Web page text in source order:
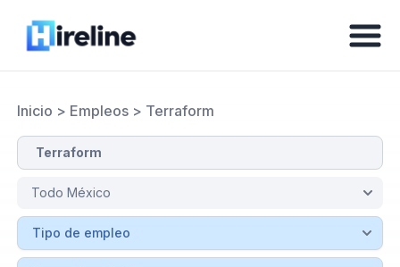
Inicio > Empleos> Terraform